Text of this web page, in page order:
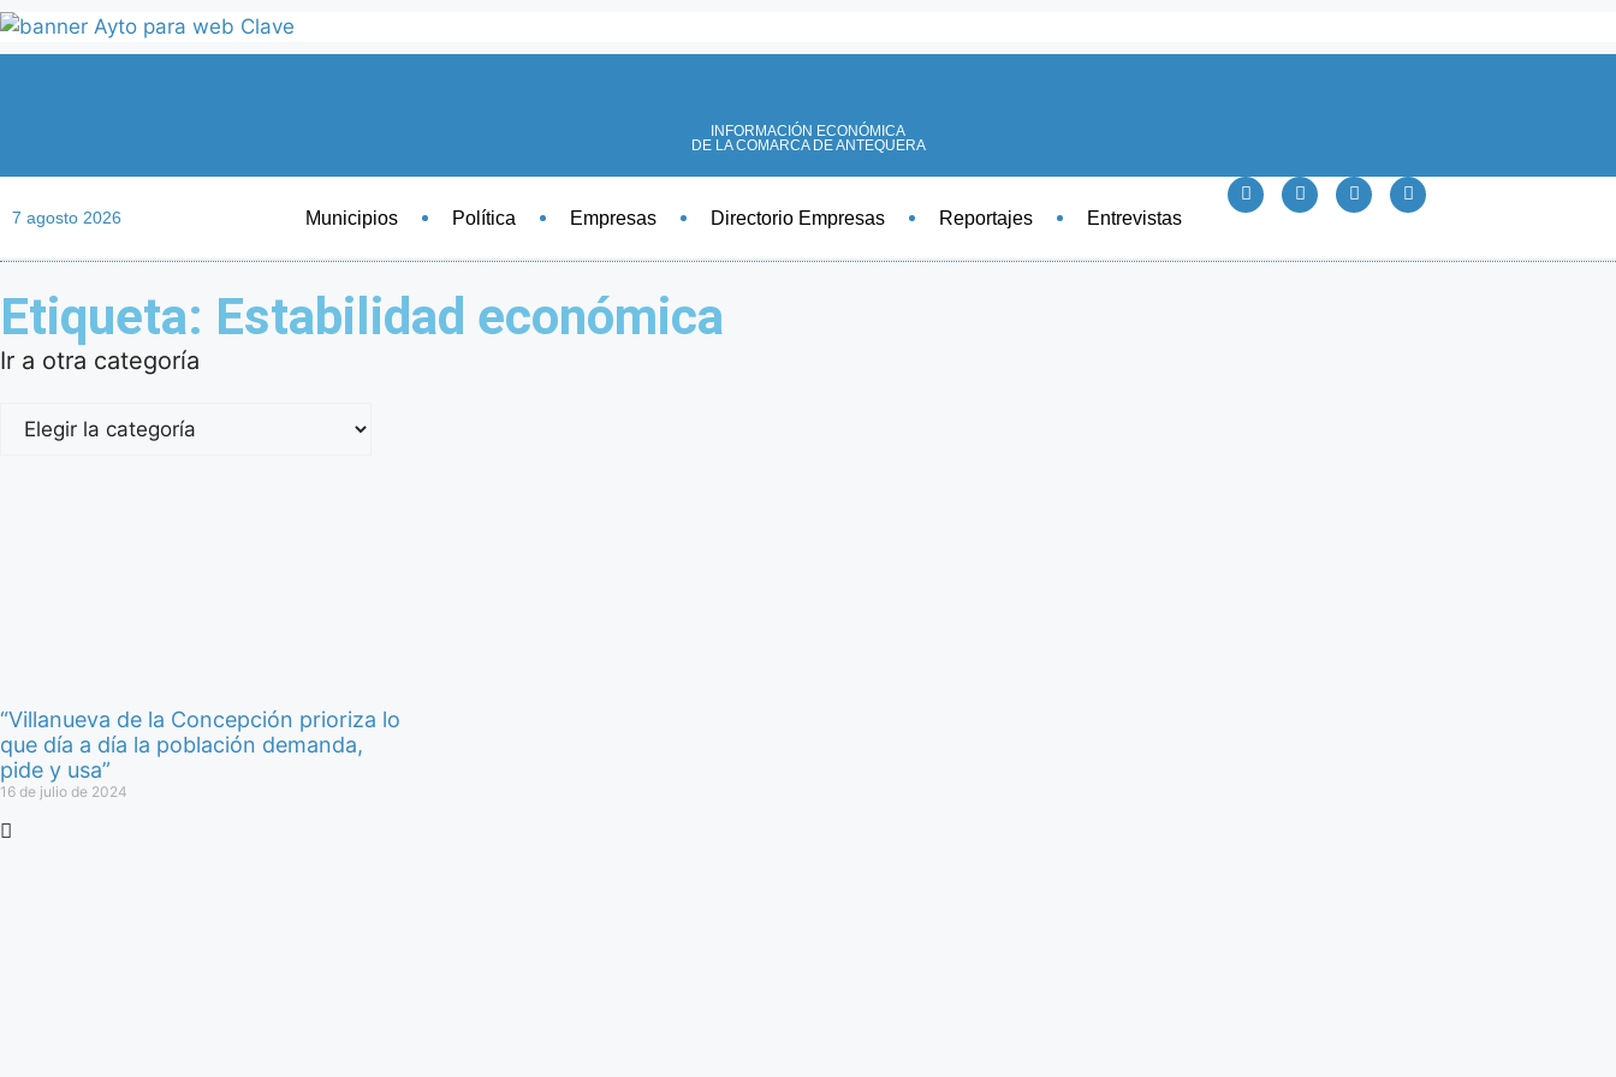
INFORMACIÓN ECONÓMICA
DE LA COMARCA DE ANTEQUERA
7 agosto 2026 Municipios Política Empresas Directorio Empresas Reportajes Entrevistas
Etiqueta: Estabilidad económica
Ir a otra categoría
“Villanueva de la Concepción prioriza lo
que día a día la población demanda,
pide y usa”
16 de julio de 2024